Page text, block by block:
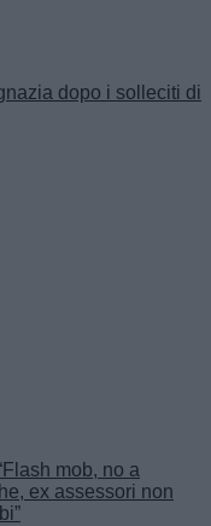
dopo i solleciti di
mob, no a
ex assessori non